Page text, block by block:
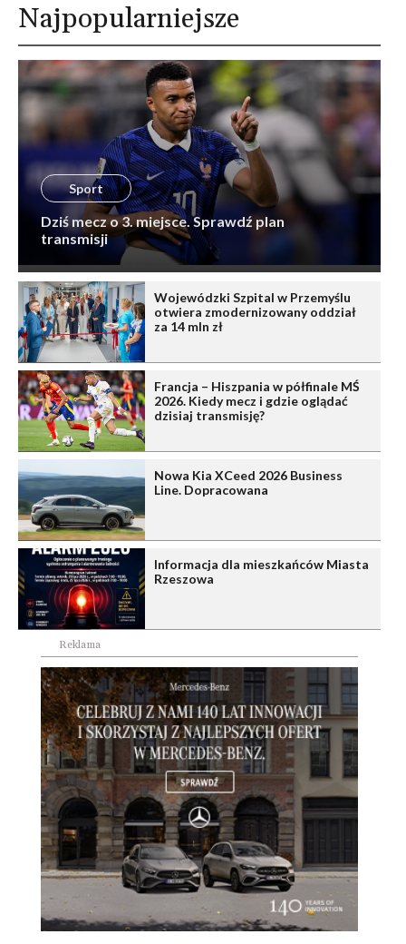
Najpopularniejsze
Sport
Dziś mecz o 3. miejsce. Sprawdź plan
transmisji
Wojewódzki Szpital w Przemyślu
otwiera zmodernizowany oddział
za 14 mln zł
Francja – Hiszpania w półfinale MŚ
2026. Kiedy mecz i gdzie oglądać
dzisiaj transmisję?
Nowa Kia XCeed 2026 Business
Line. Dopracowana
Informacja dla mieszkańców Miasta
Rzeszowa
Reklama